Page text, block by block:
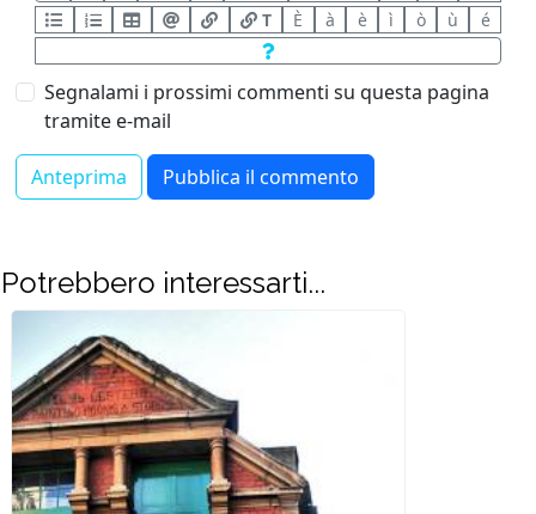
T
È à è ì ò ù é
Segnalami i prossimi commenti su questa pagina
tramite e-mail
Potrebbero interessarti...